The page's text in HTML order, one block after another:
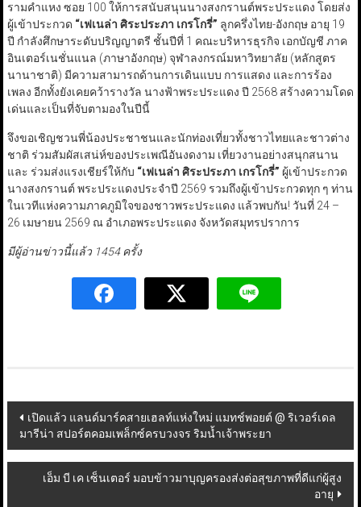
รามคำแหง ซอย 100 ให้การสนับสนุน​นางสงกรานต์​พระประแดง โดยส่ง​
ผู้เข้าประกวด “เฟเนล่า ศิระประภา เกรโกรี่” ลูกครึ่งไทย-อังกฤษ อายุ 19
ปี กำลังศึกษาระดับปริญญาตรี ชั้นปีที่ 1 คณะบริหารธุรกิจ เอกบัญชี ภาค
อินเตอร์เนชั่นแนล (ภาษาอังกฤษ) จุฬาลงกรณ์มหาวิทยาลัย (หลักสูตร
นานาชาติ) มีความสามารถด้านการเดินแบบ การแสดง และการร้อง
เพลง อีกทั้งยังเคยคว้ารางวัล นางฟ้าพระประแดง ปี 2568 สร้างความโดด
เด่นและเป็นที่จับตามองในปีนี้
จึงขอเชิญชวนพี่น้องประชาชนและนักท่องเที่ยวทั้งชาวไทยและชาวต่าง
ชาติ ร่วมสัมผัสเสน่ห์ของประเพณีอันงดงาม เที่ยวงานอย่างสนุกสนาน
และ ร่วมส่งแรงเชียร์ให้กับ “เฟเนล่า ศิระประภา เกรโกรี่” ​ผู้เข้าประกวด
นางสงกรานต์​ พระประแดงประจำปี 2569​ รวมถึงผู้เข้าประกวดทุก ๆ ท่าน
ในเวทีแห่งความภาคภูมิใจของชาวพระประแดง แล้วพบกัน! วันที่ 24 –
26 เมษายน 2569 ณ อำเภอพระประแดง จังหวัดสมุทรปราการ
มีผู้อ่านข่าวนี้แล้ว 1454 ครั้ง
Post
navigation
เปิดแล้ว แลนด์มาร์คสายเฮลท์แห่งใหม่ แมทช์พอยต์ @ ริเวอร์เดล
มารีน่า สปอร์ตคอมเพล็กซ์ครบวงจร ริมน้ำเจ้าพระยา
เอ็ม บี เค เซ็นเตอร์ มอบข้าวมาบุญครองส่งต่อสุขภาพที่ดีแก่ผู้สูง
อายุ